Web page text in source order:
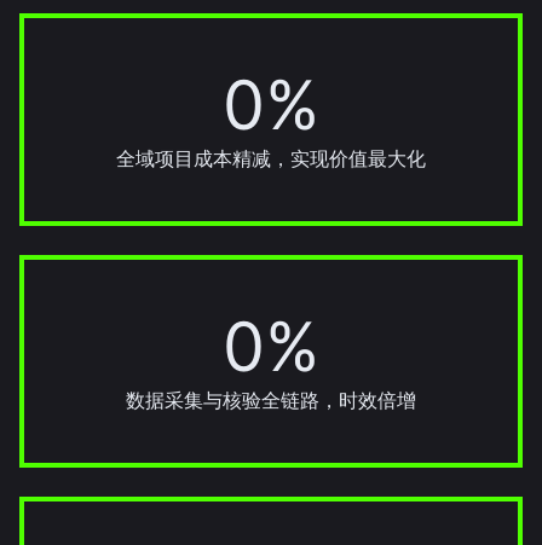
0%
30%
全域项目成本精减，实现价值最大化
0%
20%
数据采集与核验全链路，时效倍增